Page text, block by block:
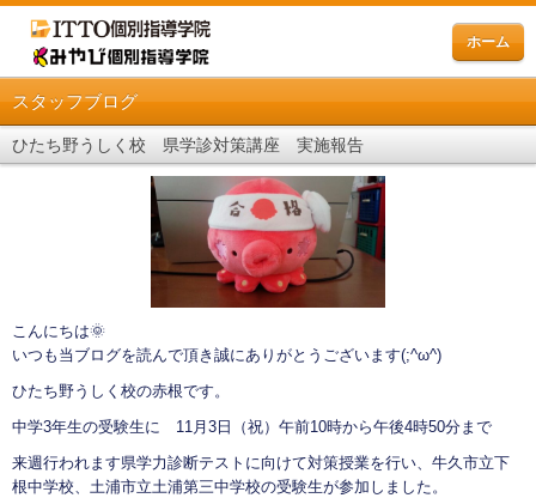
ホーム
スタッフブログ
ひたち野うしく校 県学診対策講座 実施報告
こんにちは🌞
いつも当ブログを読んで頂き誠にありがとうございます(;^ω^)
ひたち野うしく校の赤根です。
中学3年生の受験生に 11月3日（祝）午前10時から午後4時50分まで
来週行われます県学力診断テストに向けて対策授業を行い、牛久市立下
根中学校、土浦市立土浦第三中学校の受験生が参加しました。